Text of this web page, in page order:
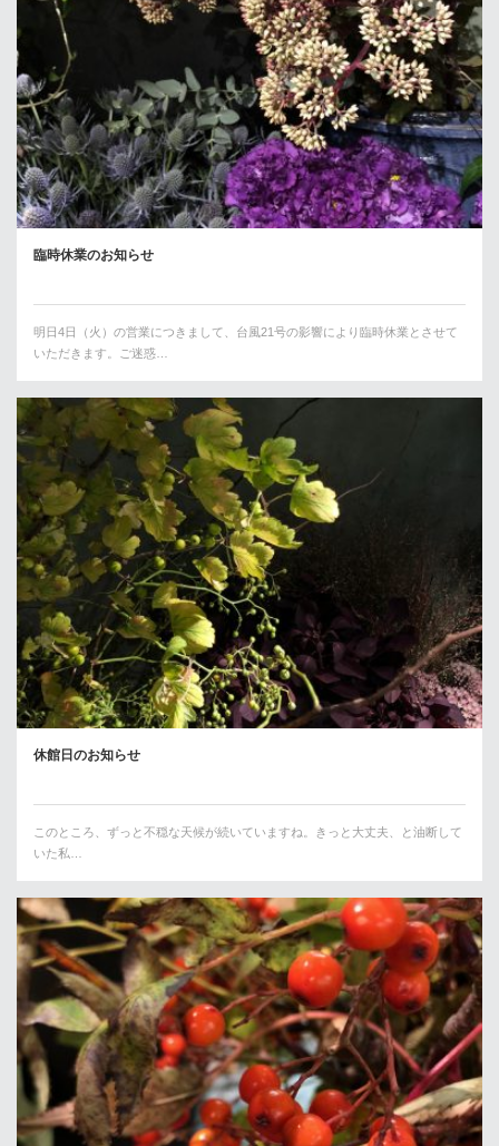
臨時休業のお知らせ
明日4日（火）の営業につきまして、台風21号の影響により臨時休業とさせて
いただきます。ご迷惑…
休館日のお知らせ
このところ、ずっと不穏な天候が続いていますね。きっと大丈夫、と油断して
いた私…